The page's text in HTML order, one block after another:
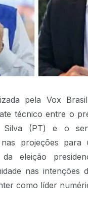
pela Vox
técnico entre o
(PT) e o
projeções para
eleição
nas intenções
como líder